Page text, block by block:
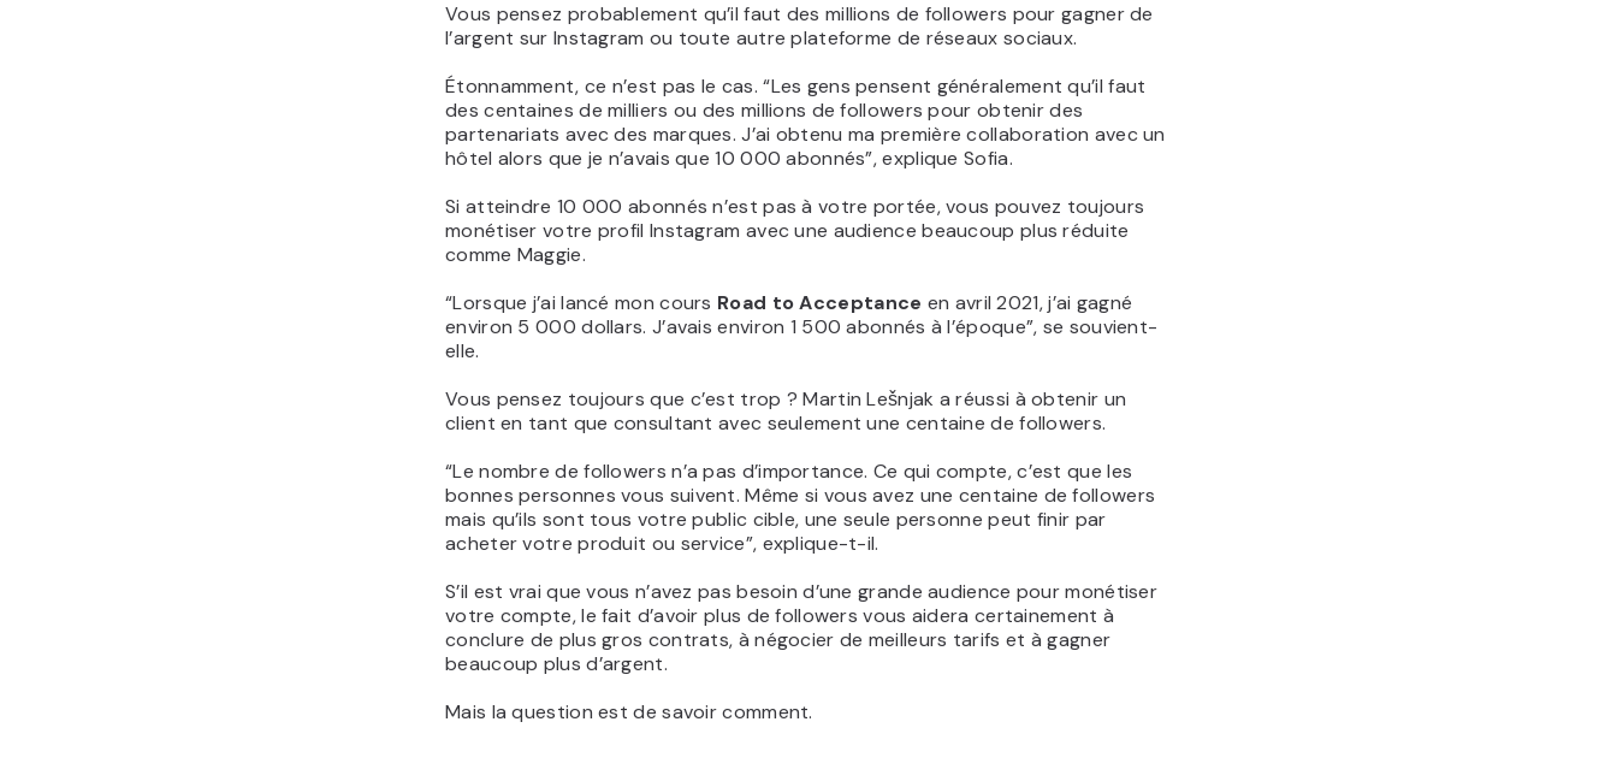
Vous pensez probablement qu’il faut des millions de followers pour gagner de
l’argent sur Instagram ou toute autre plateforme de réseaux sociaux.
Étonnamment, ce n’est pas le cas. “Les gens pensent généralement qu’il faut
des centaines de milliers ou des millions de followers pour obtenir des
partenariats avec des marques. J’ai obtenu ma première collaboration avec un
hôtel alors que je n’avais que 10 000 abonnés”, explique Sofia.
Si atteindre 10 000 abonnés n’est pas à votre portée, vous pouvez toujours
monétiser votre profil Instagram avec une audience beaucoup plus réduite
comme Maggie.
“Lorsque j’ai lancé mon cours Road to Acceptance en avril 2021, j’ai gagné
environ 5 000 dollars. J’avais environ 1 500 abonnés à l’époque”, se souvient-
elle.
Vous pensez toujours que c’est trop ? Martin Lešnjak a réussi à obtenir un
client en tant que consultant avec seulement une centaine de followers.
“Le nombre de followers n’a pas d’importance. Ce qui compte, c’est que les
bonnes personnes vous suivent. Même si vous avez une centaine de followers
mais qu’ils sont tous votre public cible, une seule personne peut finir par
acheter votre produit ou service”, explique-t-il.
S’il est vrai que vous n’avez pas besoin d’une grande audience pour monétiser
votre compte, le fait d’avoir plus de followers vous aidera certainement à
conclure de plus gros contrats, à négocier de meilleurs tarifs et à gagner
beaucoup plus d’argent.
Mais la question est de savoir comment.